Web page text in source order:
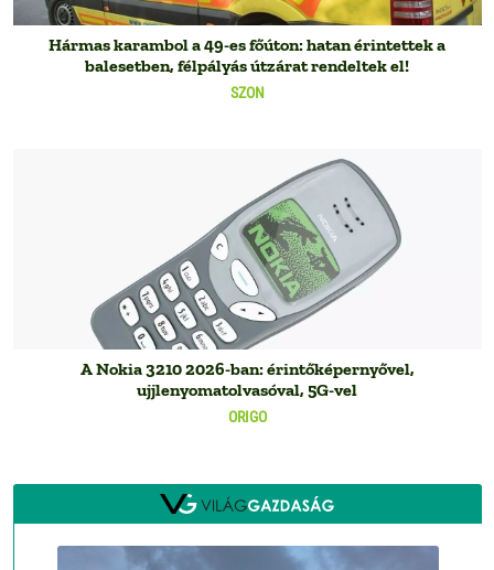
SZON
Hármas karambol a 49-es főúton: hatan érintettek a
balesetben, félpályás útzárat rendeltek el!
ORIGO
A Nokia 3210 2026-ban: érintőképernyővel,
ujjlenyomatolvasóval, 5G-vel